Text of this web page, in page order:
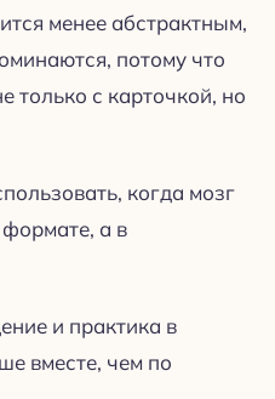
менее абстрактным,
потому что
только с карточкой, но
когда мозг
а в
и практика в
вместе, чем по